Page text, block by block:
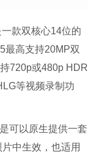
款双核心14位的
最高支持20MP双
720p或480p HDR
等视频录制功
可以原生提供一套
中生效，也适用